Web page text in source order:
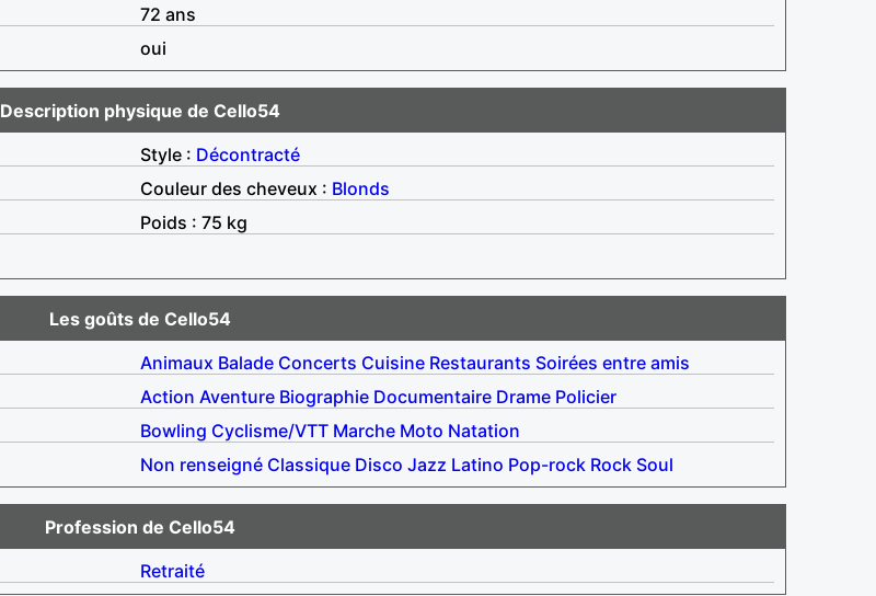
72 ans
oui
Description physique de Cello54
Style : Décontracté
Couleur des cheveux : Blonds
Poids : 75 kg
Les goûts de Cello54
Animaux Balade Concerts Cuisine Restaurants Soirées entre amis
Action Aventure Biographie Documentaire Drame Policier
Bowling Cyclisme/VTT Marche Moto Natation
Non renseigné Classique Disco Jazz Latino Pop-rock Rock Soul
Profession de Cello54
Retraité